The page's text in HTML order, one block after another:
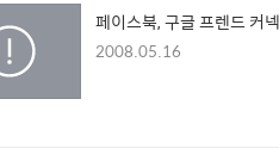
페이스북, 구글 프렌드 커
2008.05.16